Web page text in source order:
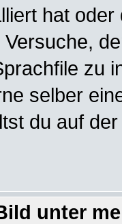
hat
zu
selber
du auf
unter